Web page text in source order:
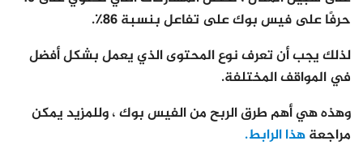
حرفًا على فيس بوك على تفاعل بنسبة 86٪.
لذلك يجب أن تعرف نوع المحتوى الذي يعمل بشكل أفضل
في المواقف المختلفة.
وهذه هي أهم طرق الربح من الفيس بوك ، وللمزيد يمكن
مراجعةهذا الرابط.